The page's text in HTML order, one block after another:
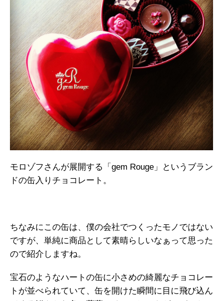
モロゾフさんが展開する「gem Rouge」というブラン
ドの缶入りチョコレート。
ちなみにこの缶は、僕の会社でつくったモノではない
ですが、単純に商品として素晴らしいなぁって思った
ので紹介しますね。
宝石のようなハートの缶に小さめの綺麗なチョコレー
トが並べられていて、缶を開けた瞬間に目に飛び込ん